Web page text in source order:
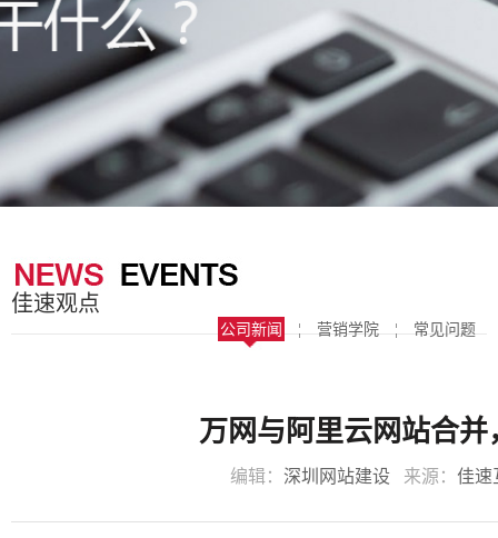
建
板
获
里
服
经
案
站
圈
子
关
佳速观点
公司新闻 ¦ 营销学院 ¦ 常见问题
万网与阿里云网站合
编辑： 深圳网站建设来源： 佳速